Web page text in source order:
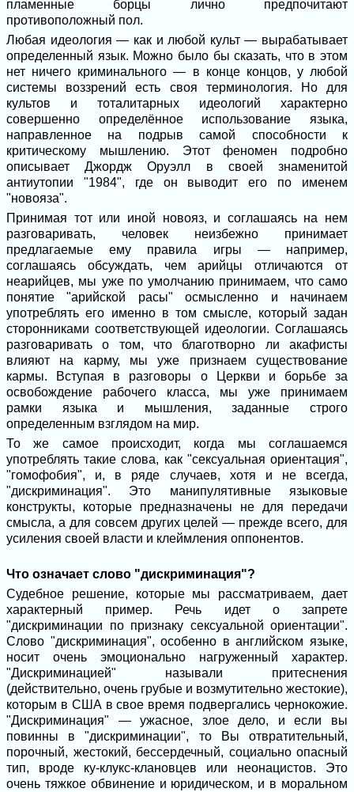
пламенные борцы лично предпочитают
противоположный пол.
Любая идеология — как и любой культ — вырабатывает
определенный язык. Можно было бы сказать, что в этом
нет ничего криминального — в конце концов, у любой
системы воззрений есть своя терминология. Но для
культов и тоталитарных идеологий характерно
совершенно определённое использование языка,
направленное на подрыв самой способности к
критическому мышлению. Этот феномен подробно
описывает Джордж Оруэлл в своей знаменитой
антиутопии "1984", где он выводит его по именем
"новояза".
Принимая тот или иной новояз, и соглашаясь на нем
разговаривать, человек неизбежно принимает
предлагаемые ему правила игры — например,
соглашаясь обсуждать, чем арийцы отличаются от
неарийцев, мы уже по умолчанию принимаем, что само
понятие "арийской расы" осмысленно и начинаем
употреблять его именно в том смысле, который задан
сторонниками соответствующей идеологии. Соглашаясь
разговаривать о том, что благотворно ли акафисты
влияют на карму, мы уже признаем существование
кармы. Вступая в разговоры о Церкви и борьбе за
освобождение рабочего класса, мы уже принимаем
рамки языка и мышления, заданные строго
определенным взглядом на мир.
То же самое происходит, когда мы соглашаемся
употреблять такие слова, как "сексуальная ориентация",
"гомофобия", и, в ряде случаев, хотя и не всегда,
"дискриминация". Это манипулятивные языковые
конструкты, которые предназначены не для передачи
смысла, а для совсем других целей — прежде всего, для
усиления своей власти и клеймления оппонентов.
Что означает слово "дискриминация"?
Судебное решение, которые мы рассматриваем, дает
характерный пример. Речь идет о запрете
"дискриминации по признаку сексуальной ориентации".
Слово "дискриминация", особенно в английском языке,
носит очень эмоционально нагруженный характер.
"Дискриминацией" называли притеснения
(действительно, очень грубые и возмутительно жестокие),
которым в США в свое время подвергались чернокожие.
"Дискриминация" — ужасное, злое дело, и если вы
повинны в "дискриминации", то Вы отвратительный,
порочный, жестокий, бессердечный, социально опасный
тип, вроде ку-клукс-клановцев или неонацистов. Это
очень тяжкое обвинение и юридическом, и в моральном